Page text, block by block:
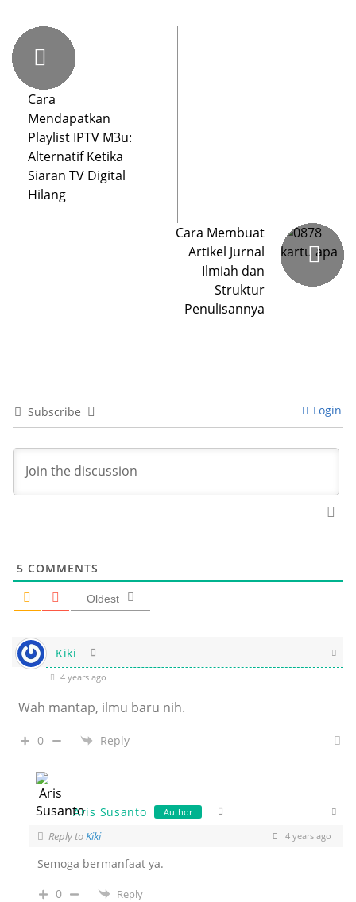
Cara
Mendapatkan
Playlist IPTV M3u:
Alternatif Ketika
Siaran TV Digital
Hilang
Cara Membuat
Artikel Jurnal
Ilmiah dan
Struktur
Penulisannya
Subscribe Login
5 COMMENTS
Oldest
Kiki
4 years ago
Wah mantap, ilmu baru nih.
0 Reply
Aris Susanto Author
Reply toKiki 4 years ago
Semoga bermanfaat ya.
0
Reply